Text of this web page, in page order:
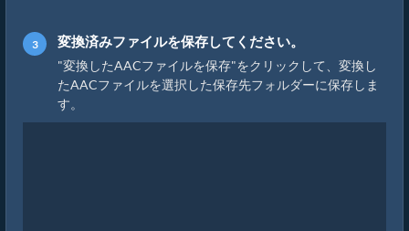
変換済みファイルを保存してください。
"変換したAACファイルを保存"をクリックして、変換し
たAACファイルを選択した保存先フォルダーに保存しま
す。